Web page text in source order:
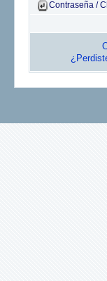
Contraseña /